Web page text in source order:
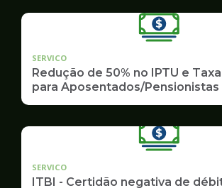
SERVICO
Redução de 50% no IPTU e
para Aposentados/Pensionistas
SERVICO
ITBI - Certidão negativa de